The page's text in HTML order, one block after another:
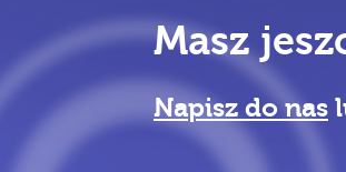
Masz
Napisz do nas